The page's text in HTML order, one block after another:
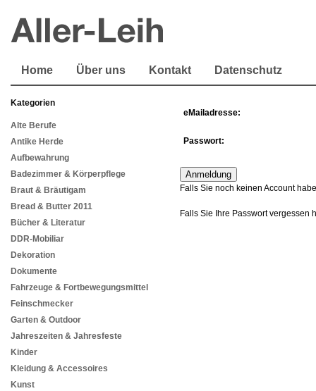
Home Über uns Kontakt Datenschutz
Kategorien
Alte Berufe
Antike Herde
Aufbewahrung
Badezimmer & Körperpflege
Braut & Bräutigam
Bread & Butter 2011
Bücher & Literatur
DDR-Mobiliar
Dekoration
Dokumente
Fahrzeuge & Fortbewegungsmittel
Feinschmecker
Garten & Outdoor
Jahreszeiten & Jahresfeste
Kinder
Kleidung & Accessoires
Kunst
eMailadresse:
Passwort:
Falls Sie noch keinen Account
Falls Sie Ihre Passwort vergessen